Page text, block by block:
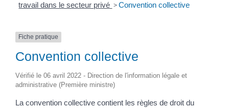
travail dans le secteur privé > Convention collective
Fiche pratique
Convention collective
Vérifié le 06 avril 2022 - Direction de l'information légale et
administrative (Première ministre)
La convention collective contient les règles de droit du